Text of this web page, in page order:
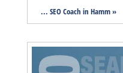
... SEO Coach in Hamm »